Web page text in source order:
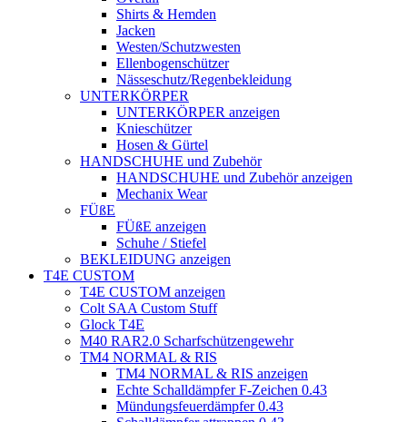
Shirts & Hemden
Jacken
Westen/Schutzwesten
Ellenbogenschützer
Nässeschutz/Regenbekleidung
UNTERKÖRPER
UNTERKÖRPER anzeigen
Knieschützer
Hosen & Gürtel
HANDSCHUHE und Zubehör
HANDSCHUHE und Zubehör anzeigen
Mechanix Wear
FÜßE
FÜßE anzeigen
Schuhe / Stiefel
BEKLEIDUNG anzeigen
T4E CUSTOM
T4E CUSTOM anzeigen
Colt SAA Custom Stuff
Glock T4E
M40 RAR2.0 Scharfschützengewehr
TM4 NORMAL & RIS
TM4 NORMAL & RIS anzeigen
Echte Schalldämpfer F-Zeichen 0.43
Mündungsfeuerdämpfer 0.43